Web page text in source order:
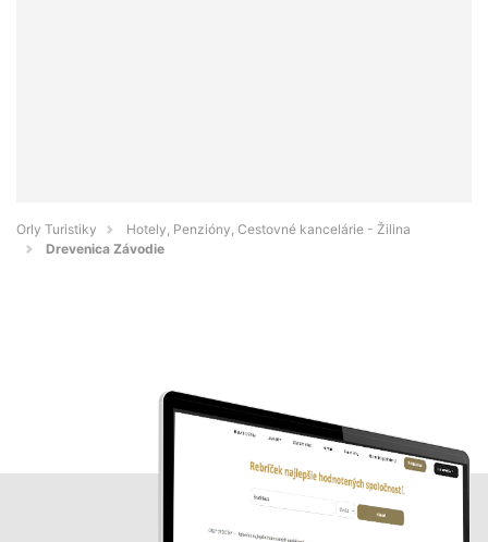
Orly Turistiky
Hotely, Penzióny, Cestovné kancelárie - Žilina
Drevenica Závodie